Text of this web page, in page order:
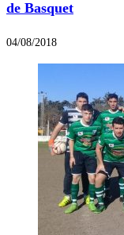
de Basquet
04/08/2018